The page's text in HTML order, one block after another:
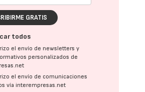
GRATIS
todos
el envío de newsletters y
personalizados de
el envío de comunicaciones
vía interempresas.net